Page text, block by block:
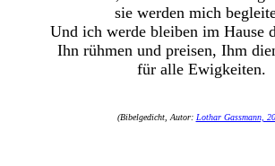
sie werden mich
Und ich werde bleiben im Hause
Ihn rühmen und preisen, Ihm
für alle Ewigkeiten.
(Bibelgedicht, Autor: Lothar Gassmann,